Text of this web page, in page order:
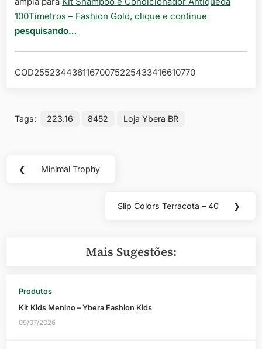
100Tímetros – Fashion Gold, clique e continue
pesquisando…
COD25523443611670075225433416610770
Tags: 223.16 8452 Loja Ybera BR
Navegação
❮
Previous
Minimal Trophy
Next
Slip Colors Terracota – 40 ❯
Mais Sugestões:
Produtos
Kit Kids Menino – Ybera Fashion Kids
09/07/2026